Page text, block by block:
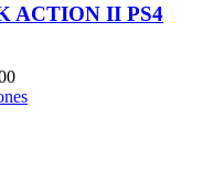
ACTION II PS4